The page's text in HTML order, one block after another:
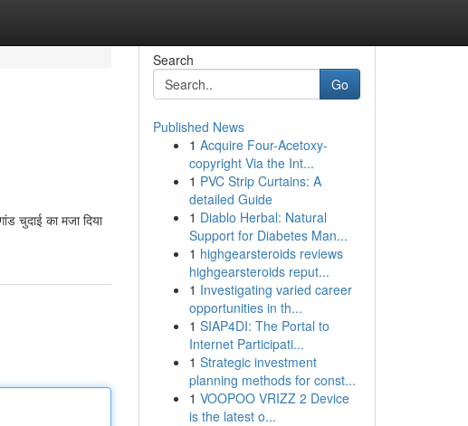
चुदाई का मजा दिया
Search
Go
Published News
1 Acquire Four-Acetoxy-
copyright Via the Int...
1 PVC Strip Curtains: A
detailed Guide
1 Diablo Herbal: Natural
Support for Diabetes Man...
1 highgearsteroids reviews
highgearsteroids reput...
1 Investigating varied career
opportunities in th...
1 SIAP4DI: The Portal to
Internet Participati...
1 Strategic investment
planning methods for const...
1 VOOPOO VRIZZ 2 Device
is the latest o...